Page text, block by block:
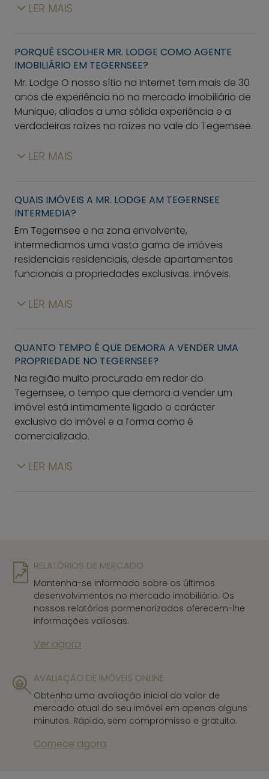
LER MAIS
PORQUÊ ESCOLHER MR. LODGE COMO AGENTE
IMOBILIÁRIO EM TEGERNSEE?
Mr. Lodge O nosso sítio na Internet tem mais de 30
anos de experiência no no mercado imobiliário de
Munique, aliados a uma sólida experiência e a
verdadeiras raízes no raízes no vale do Tegernsee.
LER MAIS
QUAIS IMÓVEIS A MR. LODGE AM TEGERNSEE
INTERMEDIA?
Em Tegernsee e na zona envolvente,
intermediamos uma vasta gama de imóveis
residenciais residenciais, desde apartamentos
funcionais a propriedades exclusivas. imóveis.
LER MAIS
QUANTO TEMPO É QUE DEMORA A VENDER UMA
PROPRIEDADE NO TEGERNSEE?
Na região muito procurada em redor do
Tegernsee, o tempo que demora a vender um
imóvel está intimamente ligado o carácter
exclusivo do imóvel e a forma como é
comercializado.
LER MAIS
RELATÓRIOS DE MERCADO
Mantenha-se informado sobre os últimos
desenvolvimentos no mercado imobiliário. Os
nossos relatórios pormenorizados oferecem-lhe
informações valiosas.
Ver agora
AVALIAÇÃO DE IMÓVEIS ONLINE
Obtenha uma avaliação inicial do valor de
mercado atual do seu imóvel em apenas alguns
minutos. Rápido, sem compromisso e gratuito.
Comece agora